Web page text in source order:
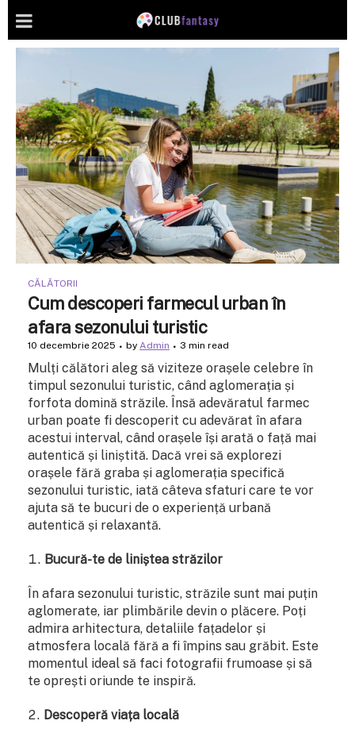
CĂLĂTORII
Cum descoperi farmecul urban în
afara sezonului turistic
10 decembrie 2025 by Admin 3 min read
Mulți călători aleg să viziteze orașele celebre în
timpul sezonului turistic, când aglomerația și
forfota domină străzile. Însă adevăratul farmec
urban poate fi descoperit cu adevărat în afara
acestui interval, când orașele își arată o față mai
autentică și liniștită. Dacă vrei să explorezi
orașele fără graba și aglomerația specifică
sezonului turistic, iată câteva sfaturi care te vor
ajuta să te bucuri de o experiență urbană
autentică și relaxantă.
Bucură-te de liniștea străzilor
În afara sezonului turistic, străzile sunt mai puțin
aglomerate, iar plimbările devin o plăcere. Poți
admira arhitectura, detaliile fațadelor și
atmosfera locală fără a fi împins sau grăbit. Este
momentul ideal să faci fotografii frumoase și să
te oprești oriunde te inspiră.
Descoperă viața locală